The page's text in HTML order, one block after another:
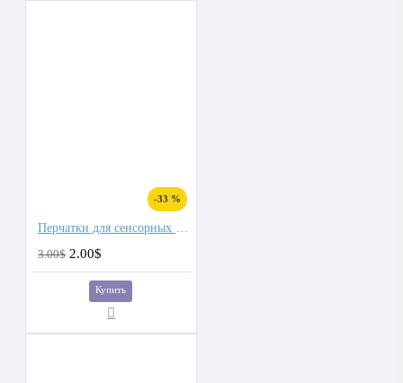
-33 %
Перчатки для сенсорных экранов мужские флис
3.00$ 2.00$
Купить